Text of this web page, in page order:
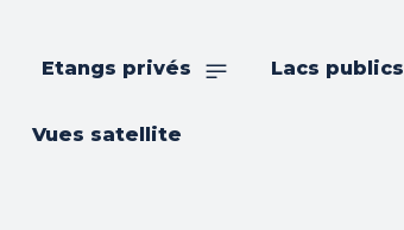
Etangs privés Lacs publics
Vues satellite